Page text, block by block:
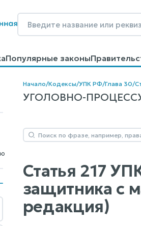
Популярные законы
Образцы договоров
Начало/Кодексы/УПК РФ/Глава 30/
УГОЛОВНО-
Статья 217
защитника с
редакция)